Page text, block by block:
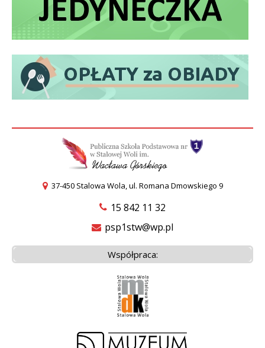
37-450 Stalowa Wola, ul. Romana Dmowskiego 9
15 842 11 32
psp1stw@wp.pl
Współpraca: